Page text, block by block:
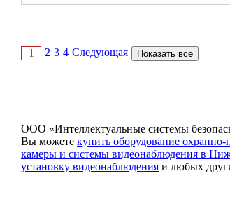
1 2 3 4 Следующая
ООО «Интеллектуальные системы
Вы можете купить оборудование
камеры и системы видеонаблюдения в
установку видеонаблюдения и любых